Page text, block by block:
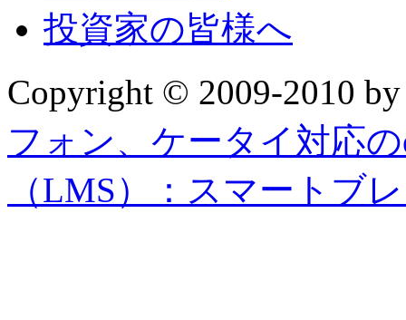
投資家の皆様へ
Copyright © 2009-2010
フォン、ケータイ対応
（LMS）：スマートブ